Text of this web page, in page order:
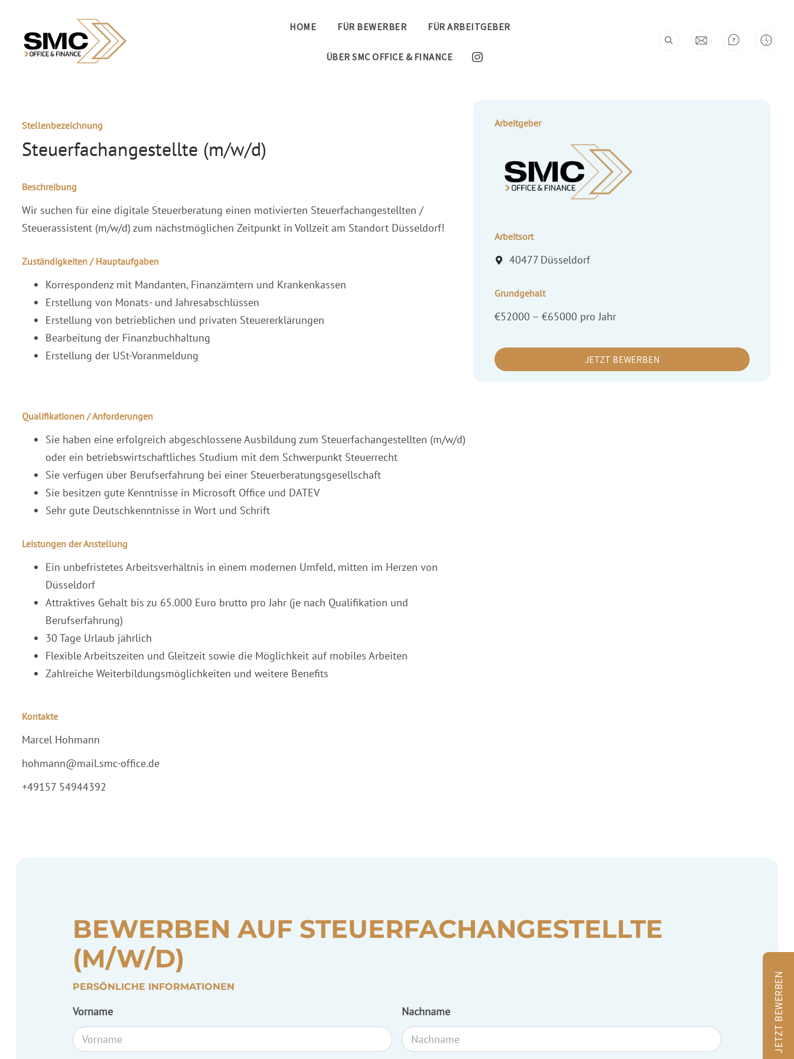
HOME FÜR BEWERBER FÜR ARBEITGEBER
ÜBER SMC OFFICE & FINANCE
Stellenbezeichnung
Steuerfachangestellte (m/w/d)
Beschreibung
Wir suchen für eine digitale Steuerberatung einen motivierten Steuerfachangestellten /
Steuerassistent (m/w/d) zum nächstmöglichen Zeitpunkt in Vollzeit am Standort Düsseldorf!
Zuständigkeiten / Hauptaufgaben
Korrespondenz mit Mandanten, Finanzämtern und Krankenkassen
Erstellung von Monats- und Jahresabschlüssen
Erstellung von betrieblichen und privaten Steuererklärungen
Bearbeitung der Finanzbuchhaltung
Erstellung der USt-Voranmeldung
Qualifikationen / Anforderungen
Sie haben eine erfolgreich abgeschlossene Ausbildung zum Steuerfachangestellten (m/w/d)
oder ein betriebswirtschaftliches Studium mit dem Schwerpunkt Steuerrecht
Sie verfügen über Berufserfahrung bei einer Steuerberatungsgesellschaft
Sie besitzen gute Kenntnisse in Microsoft Office und DATEV
Sehr gute Deutschkenntnisse in Wort und Schrift
Leistungen der Anstellung
Ein unbefristetes Arbeitsverhältnis in einem modernen Umfeld, mitten im Herzen von
Düsseldorf
Attraktives Gehalt bis zu 65.000 Euro brutto pro Jahr (je nach Qualifikation und
Berufserfahrung)
30 Tage Urlaub jährlich
Flexible Arbeitszeiten und Gleitzeit sowie die Möglichkeit auf mobiles Arbeiten
Zahlreiche Weiterbildungsmöglichkeiten und weitere Benefits
Kontakte
Marcel Hohmann
hohmann@mail.smc-office.de
+49157 54944392
Arbeitgeber
Arbeitsort
40477 Düsseldorf
Grundgehalt
€52000 – €65000 pro Jahr
JETZT BEWERBEN
BEWERBEN AUF STEUERFACHANGESTELLTE
(M/W/D)
PERSÖNLICHE INFORMATIONEN
Vorname Nachname JETZT BEWERBEN